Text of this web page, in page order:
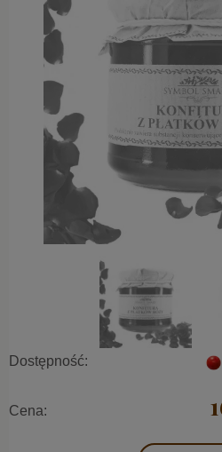
Dostępność:
Cena: